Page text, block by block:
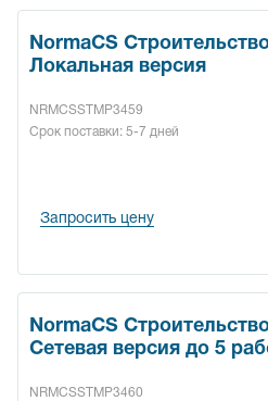
NormaCS
Локальная версия
NRMCSSTMP3459
Срок поставки: 5-7 дней
Запросить цену
NormaCS
Сетевая версия до 5
NRMCSSTMP3460